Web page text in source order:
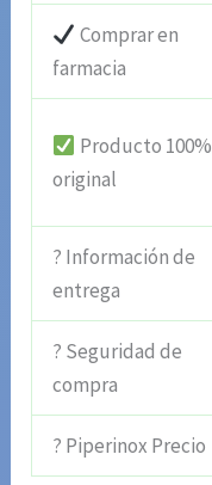
Comprar en
farmacia
Producto 100%
original
? Información de
entrega
? Seguridad de
compra
? Piperinox Precio